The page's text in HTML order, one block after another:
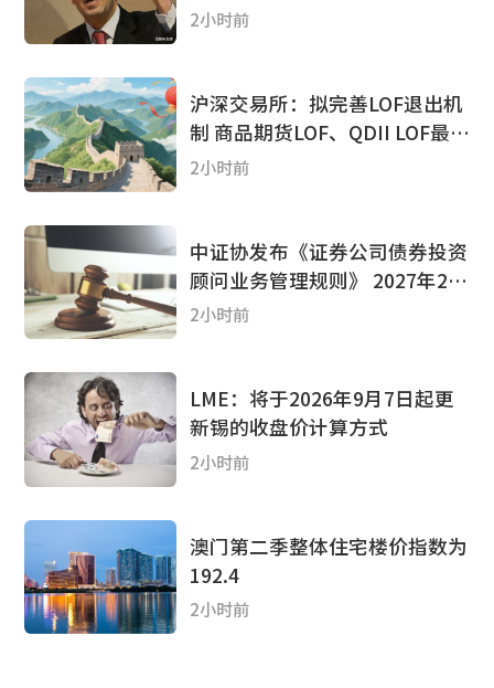
2小时前
沪深交易所：拟完善LOF退出机
制 商品期货LOF、QDII LOF最晚
2027年底终止上市
2小时前
中证协发布《证券公司债券投资
顾问业务管理规则》 2027年2月
5日起正式施行
2小时前
LME：将于2026年9月7日起更
新锡的收盘价计算方式
2小时前
澳门第二季整体住宅楼价指数为
192.4
2小时前